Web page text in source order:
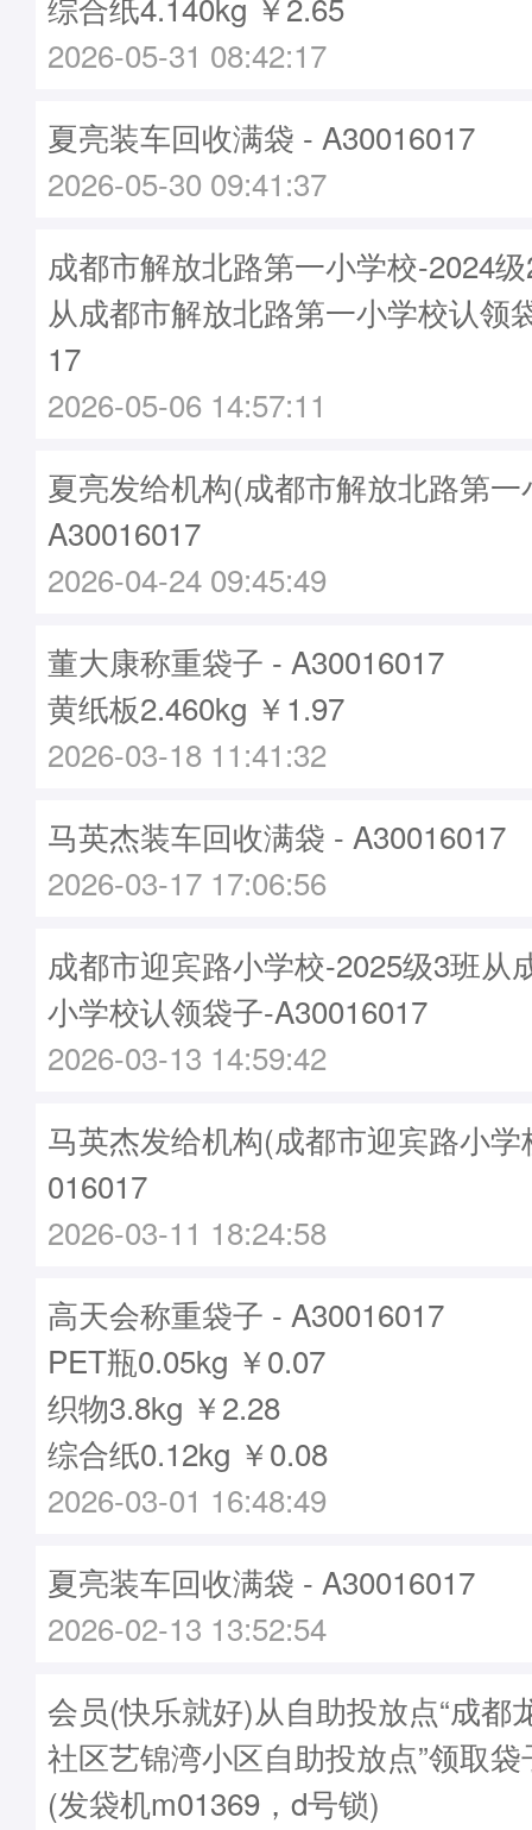
2026-05-31 08:42:17
夏亮装车回收满袋 - A30016017
2026-05-30 09:41:37
成都市解放北路第一小学校-2024
从成都市解放北路第一小学校认领
17
2026-05-06 14:57:11
夏亮发给机构(成都市解放北路第
A30016017
2026-04-24 09:45:49
董大康称重袋子 - A30016017
黄纸板2.460kg ￥1.97
2026-03-18 11:41:32
马英杰装车回收满袋 - A30016017
2026-03-17 17:06:56
成都市迎宾路小学校-2025级3班从
小学校认领袋子-A30016017
2026-03-13 14:59:42
马英杰发给机构(成都市迎宾路小
016017
2026-03-11 18:24:58
高天会称重袋子 - A30016017
PET瓶0.05kg ￥0.07
织物3.8kg ￥2.28
综合纸0.12kg ￥0.08
2026-03-01 16:48:49
夏亮装车回收满袋 - A30016017
2026-02-13 13:52:54
会员(快乐就好)从自助投放点“成都
社区艺锦湾小区自助投放点”领取袋
(发袋机m01369，d号锁)